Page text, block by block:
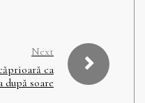
Next
ca
după soare